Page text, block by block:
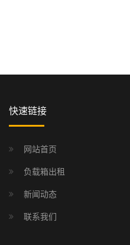
快速链接
网站首页
负载箱出租
新闻动态
联系我们